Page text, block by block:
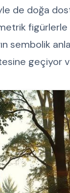
doğa
sembolik
geçiyor